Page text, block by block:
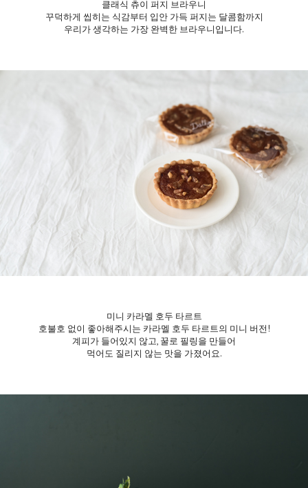
클래식 츄이 퍼지 브라우니
꾸덕하게 씹히는 식감부터 입안 가득 퍼지는 달콤함까지
우리가 생각하는 가장 완벽한 브라우니입니다.
미니 카라멜 호두 타르트
호불호 없이 좋아해주시는 카라멜 호두 타르트의 미니 버전!
계피가 들어있지 않고, 꿀로 필링을 만들어
먹어도 질리지 않는 맛을 가졌어요.